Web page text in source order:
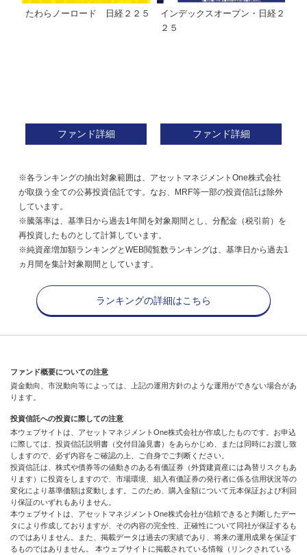
たわらノーロード 日経２２５
ファンド詳細
インデックスオープン・日経２
２５
ファンド詳細
※各ランキングの抽出対象範囲は、アセットマネジメントOne株式会社
が取扱う全ての公募投資信託です。なお、MRF等一部の投資信託は除外
しています。
※騰落率は、基準日から過去1年間を対象期間とし、分配金（税引前）を
再投資したものとして計算しています。
※純資産増加額ランキングとWEB閲覧数ランキングは、基準日から過去1
ヵ月間を集計対象期間としています。
ランキングの詳細はこちら
ファンド概要についての注意
資金動向、市況動向等によっては、上記の運用方針のような運用ができない場合があ
ります。
投資信託への投資に際しての注意
本ウェブサイトは、アセットマネジメントOne株式会社が作成したものです。お申込
に際しては、投資信託説明書（交付目論見書）をあらかじめ、または同時にお渡し致
しますので、必ず内容をご確認の上、ご自身でご判断ください。
投資信託は、株式や債券等の値動きのある有価証券（外貨建資産には為替リスクもあ
ります）に投資をしますので、市場環境、組入有価証券の発行者に係る信用状況等の
変化により基準価額は変動します。このため、購入金額について元本保証および利回
り保証のいずれもありません。
本ウェブサイトは、アセットマネジメントOne株式会社が信頼できると判断したデー
タにより作成しておりますが、その内容の完全性、正確性について同社が保証するも
のではありません。また、掲載データは過去の実績であり、将来の運用成果を保証す
るものではありません。 本ウェブサイトに掲載されている情報（リンクされている